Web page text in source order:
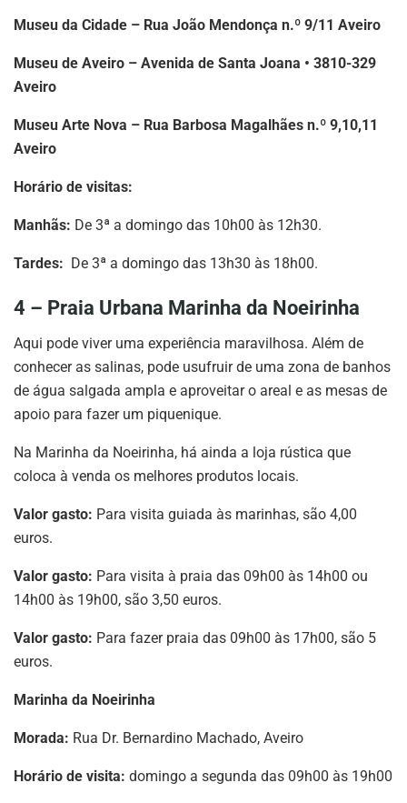
Museu da Cidade – Rua João Mendonça n.º 9/11 Aveiro
Museu de Aveiro – Avenida de Santa Joana • 3810-329
Aveiro
Museu Arte Nova – Rua Barbosa Magalhães n.º 9,10,11
Aveiro
Horário de visitas:
Manhãs: De 3ª a domingo das 10h00 às 12h30.
Tardes: De 3ª a domingo das 13h30 às 18h00.
4 – Praia Urbana Marinha da Noeirinha
Aqui pode viver uma experiência maravilhosa. Além de
conhecer as salinas, pode usufruir de uma zona de banhos
de água salgada ampla e aproveitar o areal e as mesas de
apoio para fazer um piquenique.
Na Marinha da Noeirinha, há ainda a loja rústica que
coloca à venda os melhores produtos locais.
Valor gasto: Para visita guiada às marinhas, são 4,00
euros.
Valor gasto: Para visita à praia das 09h00 às 14h00 ou
14h00 às 19h00, são 3,50 euros.
Valor gasto: Para fazer praia das 09h00 às 17h00, são 5
euros.
Marinha da Noeirinha
Morada: Rua Dr. Bernardino Machado, Aveiro
Horário de visita: domingo a segunda das 09h00 às 19h00